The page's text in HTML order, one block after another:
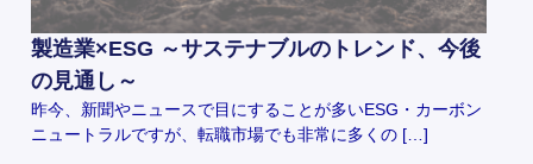
製造業×ESG ～サステナブルのトレンド、今後
の見通し～
昨今、新聞やニュースで目にすることが多いESG・カーボン
ニュートラルですが、転職市場でも非常に多くの […]